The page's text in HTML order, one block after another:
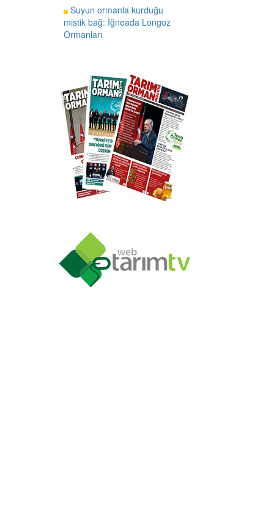
Suyun ormanla kurduğu
mistik bağ: İğneada Longoz
Ormanları